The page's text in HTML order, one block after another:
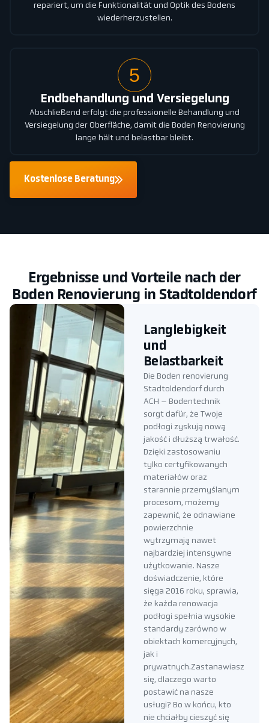
repariert, um die Funktionalität und Optik des Bodens
wiederherzustellen.
5
Endbehandlung und Versiegelung
Abschließend erfolgt die professionelle Behandlung und
Versiegelung der Oberfläche, damit die Boden Renovierung
lange hält und belastbar bleibt.
Kostenlose Beratung
Ergebnisse und Vorteile nach der
Boden Renovierung in Stadtoldendorf
Langlebigkeit
und
Belastbarkeit
Die Boden renovierung
Stadtoldendorf durch
ACH – Bodentechnik
sorgt dafür, że Twoje
podłogi zyskują nową
jakość i dłuższą trwałość.
Dzięki zastosowaniu
tylko certyfikowanych
materiałów oraz
starannie przemyślanym
procesom, możemy
zapewnić, że odnawiane
powierzchnie
wytrzymają nawet
najbardziej intensywne
użytkowanie. Nasze
doświadczenie, które
sięga 2016 roku, sprawia,
że każda renowacja
podłogi spełnia wysokie
standardy zarówno w
obiektach komercyjnych,
jak i
prywatnych.Zastanawiasz
się, dlaczego warto
postawić na nasze
usługi? Bo w końcu, kto
nie chciałby cieszyć się